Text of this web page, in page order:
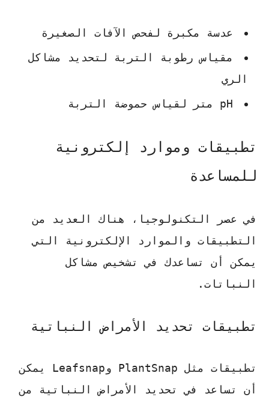
عدسة مكبرة لفحص الآفات الصغيرة
مقياس رطوبة التربة لتحديد مشاكل
الري
pH متر لقياس حموضة التربة
تطبيقات وموارد إلكترونية
للمساعدة
في عصر التكنولوجيا، هناك العديد من
التطبيقات والموارد الإلكترونية التي
يمكن أن تساعدك في
تشخيص مشاكل
النباتات.
تطبيقات تحديد الأمراض النباتية
تطبيقات مثل PlantSnap وLeafsnap يمكن
أن تساعد في تحديد الأمراض النباتية من